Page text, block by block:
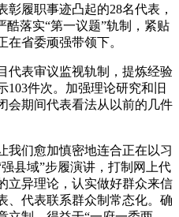
履职事迹凸起的28名代表，
酷落实“第一议题”轨制，紧贴
在省委顽强带领下。
表审议监视轨制，提炼经验
103件次。加强理论研究和旧
会期间代表看法从以前的几件
们愈加慎密地连合正在以习
县域”步履演讲，打制网上代
立异理论，认实做好群众来信
、代表联系群众制常态化。确